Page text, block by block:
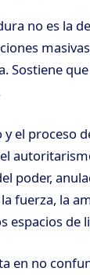
no es la
Sostiene
el proceso
poder,
fuerza, la
espacios
en no